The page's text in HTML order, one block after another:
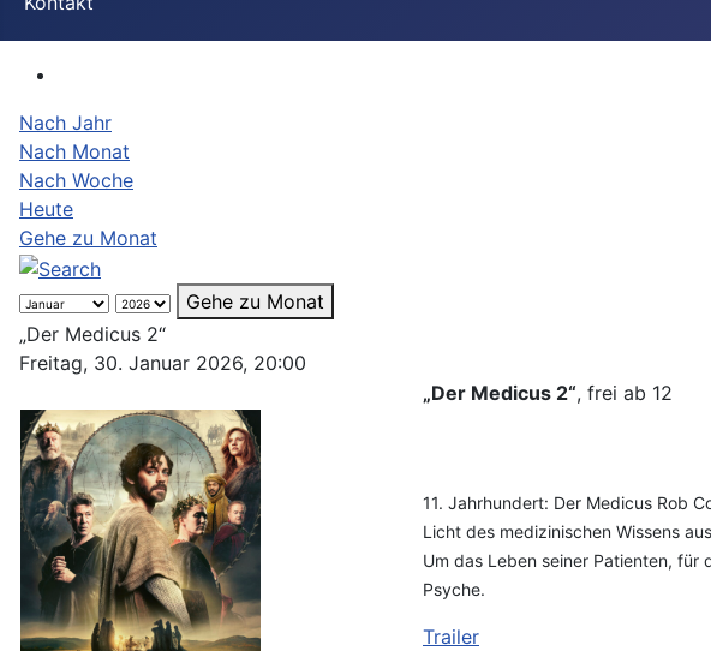
Nach Jahr
Nach Monat
Nach Woche
Heute
Gehe zu Monat
Gehe zu Monat
„Der Medicus 2“
Freitag, 30. Januar 2026, 20:00
„Der Medicus 2“, frei ab 12
11. Jahrhundert: Der Medicus Rob
Licht des medizinischen Wissens
Um das Leben seiner Patienten, für
Psyche.
Trailer